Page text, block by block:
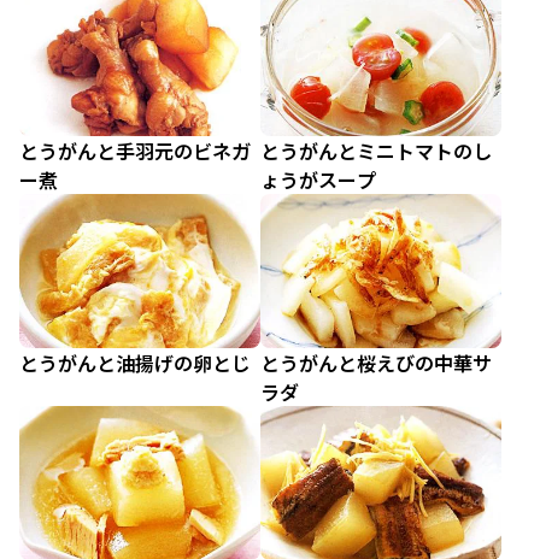
とうがんと手羽元のビネガ
ー煮
とうがんとミニトマトのし
ょうがスープ
とうがんと油揚げの卵とじ とうがんと桜えびの中華サ
ラダ